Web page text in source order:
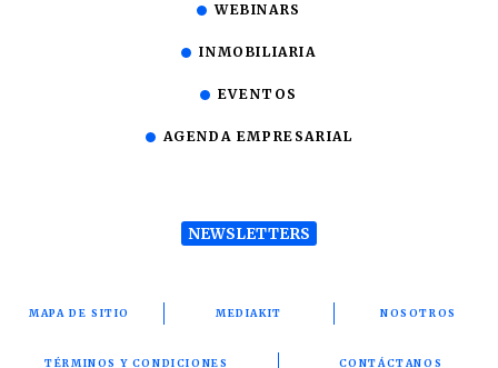
WEBINARS
INMOBILIARIA
EVENTOS
AGENDA EMPRESARIAL
NEWSLETTERS
MAPA DE SITIO MEDIAKIT NOSOTROS
TÉRMINOS Y CONDICIONES CONTÁCTANOS